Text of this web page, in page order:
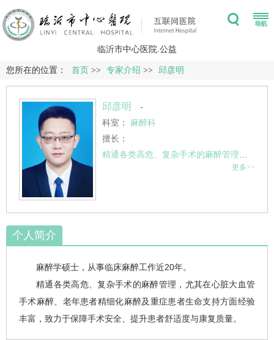
临沂市中心医院.公益
您所在的位置： 首页 >> 专家介绍 >> 邱彦明
邱彦明
-
科室： 麻醉科
擅长：
更多>>
个人简介
麻醉学硕士，从事临床麻醉工作近20年。
精通各类高危、复杂手术的麻醉管理，尤其在心脏大血管
手术麻醉、老年患者精细化麻醉及重症患者生命支持方面经验
丰富，致力于保障手术安全、提升患者舒适度与康复质量。